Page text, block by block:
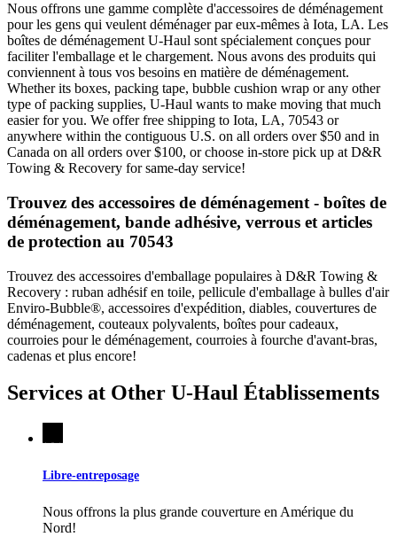
Nous offrons une gamme complète d'accessoires de déménagement
pour les gens qui veulent déménager par eux-mêmes à Iota, LA. Les
boîtes de déménagement U-Haul sont spécialement conçues pour
faciliter l'emballage et le chargement. Nous avons des produits qui
conviennent à tous vos besoins en matière de déménagement.
Whether its boxes, packing tape, bubble cushion wrap or any other
type of packing supplies, U-Haul wants to make moving that much
easier for you. We offer free shipping to Iota, LA, 70543 or
anywhere within the contiguous U.S. on all orders over $50 and in
Canada on all orders over $100, or choose in-store pick up at D&R
Towing & Recovery for same-day service!
Trouvez des accessoires de déménagement - boîtes de
déménagement, bande adhésive, verrous et articles
de protection au 70543
Trouvez des accessoires d'emballage populaires à D&R Towing &
Recovery : ruban adhésif en toile, pellicule d'emballage à bulles d'air
Enviro-Bubble®, accessoires d'expédition, diables, couvertures de
déménagement, couteaux polyvalents, boîtes pour cadeaux,
courroies pour le déménagement, courroies à fourche d'avant-bras,
cadenas et plus encore!
Services at Other U-Haul Établissements
Libre-entreposage
Nous offrons la plus grande couverture en Amérique du
Nord!